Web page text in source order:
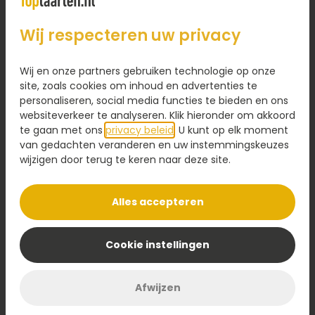
stappen
Het bestellen van een taart bij Toptaarten.nl is
ons assortiment, voeg vervolgens een
persoonlijke boodschap toe op een kaartje, en
vul tot slot de bezorggegevens in. Betalen kan
direct online of na het bezorgen van de taart.
Met een paar klikken maak je een attent gebaar
naar de ontvanger.
Snelle taart bezorging door heel
Nederland*
Wij bezorgen taarten en gebak op ieder gewenst
adres binnen Nederland. Bestel je vóór 17.00 uur,
de volgende dag vers en gekoeld wordt bezorgd
Feestelijke slagroom fototaart
Vanaf
Bestel
Wat zeggenklanten
over ons
Uitstekend! 8,7
Uit 5111 beoordelingen
Wij respecteren uw privacy
Wij en onze partners gebruiken technologie op onze
site, zoals cookies om inhoud en advertenties te
personaliseren, social media functies te bieden en ons
websiteverkeer te analyseren. Klik hieronder om akkoord
te gaan met ons privacy beleid . U kunt op elk moment
van gedachten veranderen en uw instemmingskeuzes
wijzigen door terug te keren naar deze site.
Alles accepteren
Cookie instellingen
Afwijzen